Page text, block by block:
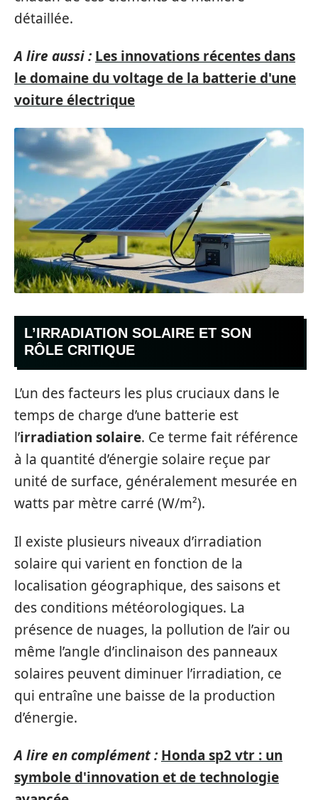
détaillée.
A lire aussi : Les innovations récentes dans
le domaine du voltage de la batterie d'une
voiture électrique
L’IRRADIATION SOLAIRE ET SON
RÔLE CRITIQUE
L’un des facteurs les plus cruciaux dans le
temps de charge d’une batterie est
l’irradiation solaire. Ce terme fait référence
à la quantité d’énergie solaire reçue par
unité de surface, généralement mesurée en
watts par mètre carré (W/m²).
Il existe plusieurs niveaux d’irradiation
solaire qui varient en fonction de la
localisation géographique, des saisons et
des conditions météorologiques. La
présence de nuages, la pollution de l’air ou
même l’angle d’inclinaison des panneaux
solaires peuvent diminuer l’irradiation, ce
qui entraîne une baisse de la production
d’énergie.
A lire en complément : Honda sp2 vtr : un
symbole d'innovation et de technologie